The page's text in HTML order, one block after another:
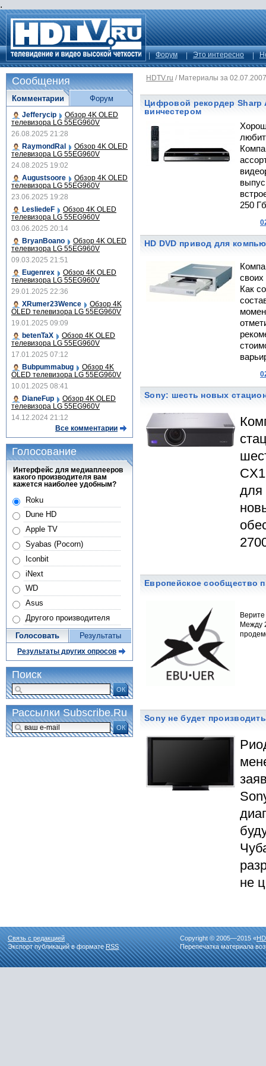
.
Форум Это интересно
HDTV.ru / Материалы за 02.07.2007
Цифровой рекордер Sharp
винчестером
250
HD DVD привод для
своих
Как
Sony: шесть новых
для
Европейское сообщество
Между
Sony не будет
не
Сообщения
Комментарии
Jefferycip Обзор 4K OLED
телевизора LG 55EG960V
26.08.2025 21:28
RaymondRal
Обзор 4K OLED
телевизора LG 55EG960V
24.08.2025 19:02
Augustsoore
Обзор 4K OLED
телевизора LG 55EG960V
23.06.2025 19:28
LesliedeF
Обзор 4K OLED
телевизора LG 55EG960V
03.06.2025 20:14
BryanBoano
Обзор 4K OLED
телевизора LG 55EG960V
09.03.2025 21:51
Eugenrex
Обзор 4K OLED
телевизора LG 55EG960V
29.01.2025 22:36
XRumer23Wence
Обзор 4K
OLED телевизора LG 55EG960V
19.01.2025 09:09
betenTaX
Обзор 4K OLED
телевизора LG 55EG960V
17.01.2025 07:12
Bubpummabug
Обзор 4K
OLED телевизора LG 55EG960V
10.01.2025 08:41
DianeFup
Обзор 4K OLED
телевизора LG 55EG960V
14.12.2024 21:12
Все комментарии
Форум
Голосование
Интерфейс для медиаплееров
какого производителя вам
кажется наиболее удобным?
Roku
Dune HD
Apple TV
Syabas (Pocorn)
Iconbit
iNext
WD
Asus
Другого производителя
Голосовать Результаты
Результаты других опросов
Поиск
ОК
Рассылки Subscribe.Ru
ОК
Связь с редакцией
Экспорт публикаций в форматеRSS
Copyright © 2005—2015 «
Перепечатка материала